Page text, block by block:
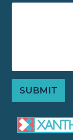
SUBMIT